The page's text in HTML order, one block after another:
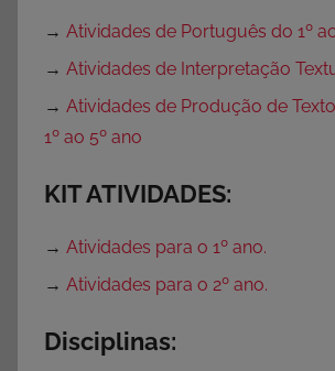
→ Atividades de Português do 1º
→ Atividades de Interpretação
→ Atividades de Produção de
1º ao 5º ano
KIT ATIVIDADES:
→ Atividades para o 1º ano.
→ Atividades para o 2º ano.
Disciplinas: